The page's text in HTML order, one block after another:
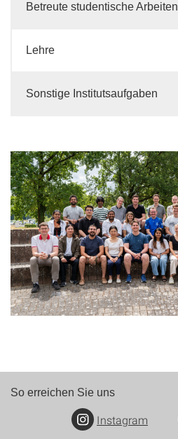
Betreute studentische Arbeiten
Lehre
Sonstige Institutsaufgaben
So erreichen Sie uns
Instagram